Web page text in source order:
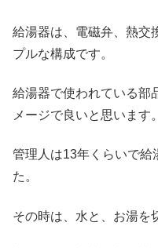
給湯器は、電磁弁、熱交
プルな構成です。
給湯器で使われている部
メージで良いと思います。
管理人は13年くらいで給
た。
その時は、水と、お湯を